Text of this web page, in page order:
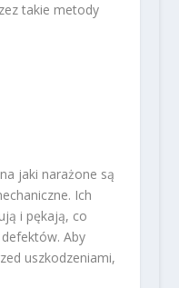
takie metody
jaki narażone są
Ich
i pękają, co
Aby
uszkodzeniami,